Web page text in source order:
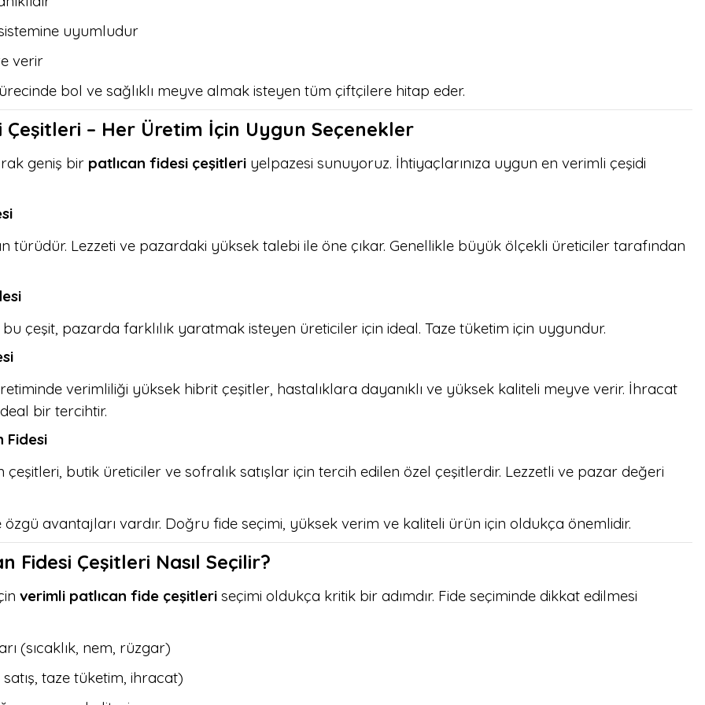
uyumludur
verir
bol ve sağlıklı meyve almak isteyen tüm çiftçilere hitap eder.
Çeşitleri – Her Üretim İçin Uygun Seçenekler
geniş bir patlıcan fidesi çeşitleriyelpazesi sunuyoruz. İhtiyaçlarınıza uygun en verimli çeşidi
türüdür. Lezzeti ve pazardaki yüksek talebi ile öne çıkar. Genellikle büyük ölçekli üreticiler tarafından
bu çeşit, pazarda farklılık yaratmak isteyen üreticiler için ideal. Taze tüketim için uygundur.
verimliliği yüksek hibrit çeşitler, hastalıklara dayanıklı ve yüksek kaliteli meyve verir. İhracat
bir tercihtir.
Fidesi
butik üreticiler ve sofralık satışlar için tercih edilen özel çeşitlerdir. Lezzetli ve pazar değeri
özgü avantajları vardır. Doğru fide seçimi, yüksek verim ve kaliteli ürün için oldukça önemlidir.
Fidesi Çeşitleri Nasıl Seçilir?
verimli patlıcan fide çeşitleriseçimi oldukça kritik bir adımdır. Fide seçiminde dikkat edilmesi
(sıcaklık, nem, rüzgar)
taze tüketim, ihracat)